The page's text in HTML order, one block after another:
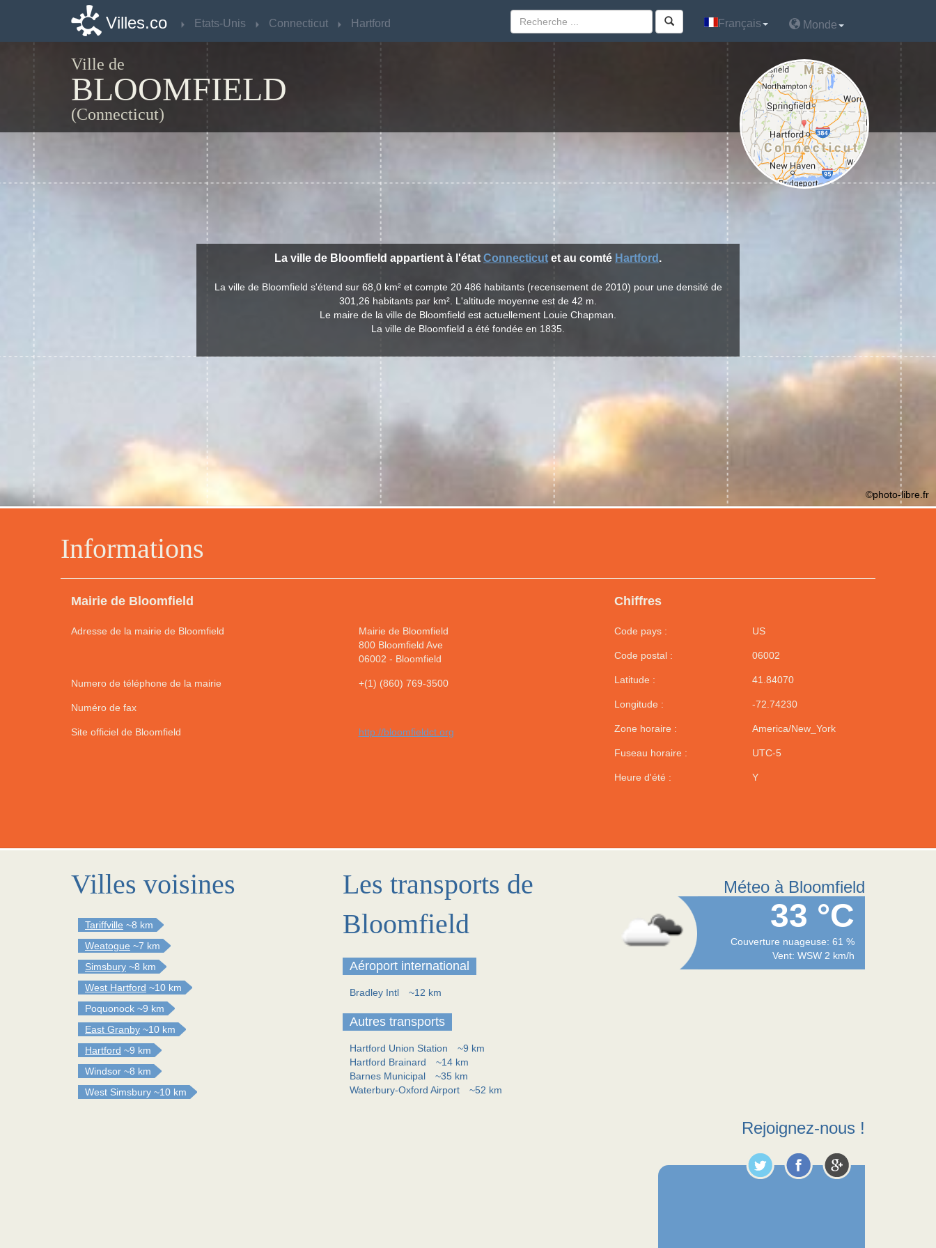
Villes.co Etats-Unis Connecticut Hartford Français Monde
Ville de
BLOOMFIELD
(Connecticut)
Informations
Mairie de Bloomfield
Adresse de la mairie de Bloomfield
Mairie de Bloomfield
800 Bloomfield Ave
06002 - Bloomfield
Numero de téléphone de la mairie +(1) (860) 769-3500
Numéro de fax
Site officiel de Bloomfield http://bloomfieldct.org
Chiffres
Code pays : US
Code postal : 06002
Latitude : 41.84070
Longitude : -72.74230
Zone horaire : America/New_York
Fuseau horaire : UTC-5
Heure d'été : Y
La ville de Bloomfield appartient à l'état Connecticut et au comté Hartford .
La ville de Bloomfield s'étend sur 68,0 km² et compte 20 486 habitants (recensement de 2010) pour une densité de
301,26 habitants par km². L'altitude moyenne est de 42 m.
Le maire de la ville de Bloomfield est actuellement Louie Chapman.
La ville de Bloomfield a été fondée en 1835.
©photo-libre.fr
Villes voisines
Tariffville ~8 km
Weatogue ~7 km
Simsbury ~8 km
West Hartford ~10 km
Poquonock ~9 km
East Granby ~10 km
Hartford ~9 km
Windsor ~8 km
West Simsbury ~10 km
Les transports de
Bloomfield
Aéroport international
Bradley Intl ~12 km
Autres transports
Hartford Union Station
~9 km
Hartford Brainard
~14 km
Barnes Municipal
~35 km
Waterbury-Oxford Airport
~52 km
Méteo à Bloomfield
33 °C
Couverture nuageuse: 61 %
Vent: WSW 2 km/h
Rejoignez-nous !
Villes.co Etats-Unis Connecticut Hartford Français Monde